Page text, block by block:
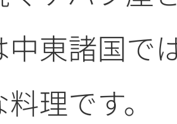
中東諸国で
理です。